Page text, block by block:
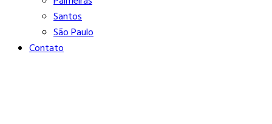
Santos
São Paulo
Contato